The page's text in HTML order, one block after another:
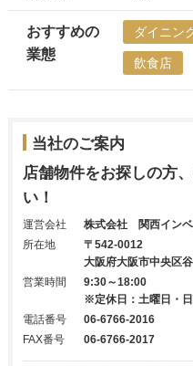
おすすめの
業態
ダイニン
飲食店
当社のご案内
店舗物件をお探しの方
い！
運営会社
株式会社 関西インベ
所在地
〒542-0012
大阪府大阪市中央区
営業時間
9:30～18:00
※定休日：土曜日・日
電話番号
06-6766-2016
FAX番号
06-6766-2017